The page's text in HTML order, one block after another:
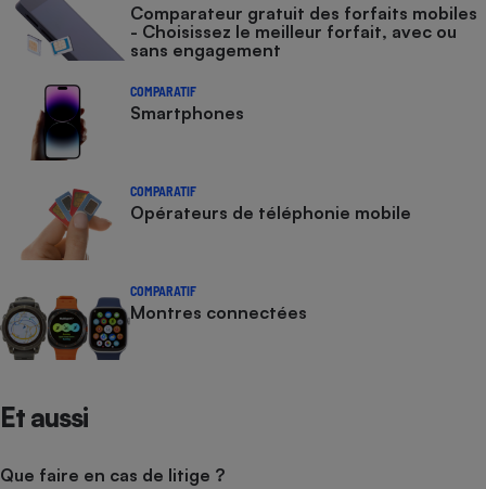
Comparateur gratuit des forfaits mobiles
- Choisissez le meilleur forfait, avec ou
sans engagement
COMPARATIF
Smartphones
COMPARATIF
Opérateurs de téléphonie mobile
COMPARATIF
Montres connectées
Et aussi
Que faire en cas de litige ?